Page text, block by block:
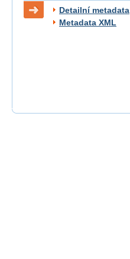
Detailní metadata
Metadata XML